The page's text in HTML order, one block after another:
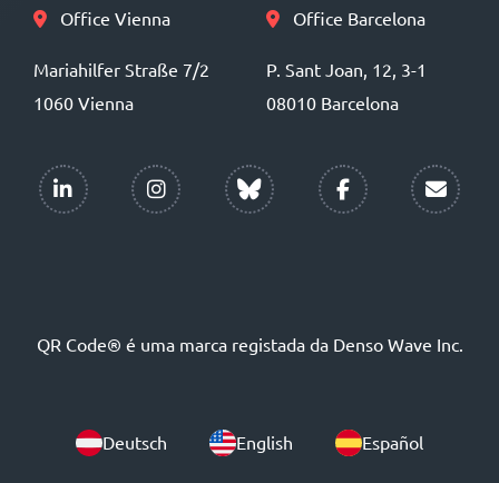
Office Vienna
Mariahilfer Straße 7/2
1060 Vienna
Office Barcelona
P. Sant Joan, 12, 3-1
08010 Barcelona
QR Code® é uma marca registada da Denso Wave Inc.
Deutsch English Español